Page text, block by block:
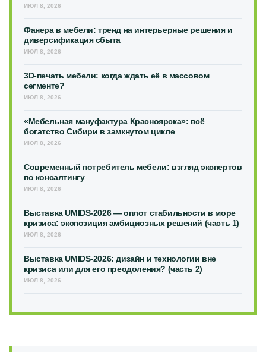
ИЮЛ 8, 2026
Фанера в мебели: тренд на интерьерные решения и
диверсификация сбыта
ИЮЛ 8, 2026
3D-печать мебели: когда ждать её в массовом
сегменте?
ИЮЛ 8, 2026
«Мебельная мануфактура Красноярска»: всё
богатство Сибири в замкнутом цикле
ИЮЛ 8, 2026
Современный потребитель мебели: взгляд экспертов
по консалтингу
ИЮЛ 8, 2026
Выставка UMIDS-2026 — оплот стабильности в море
кризиса: экспозиция амбициозных решений (часть 1)
ИЮЛ 8, 2026
Выставка UMIDS-2026: дизайн и технологии вне
кризиса или для его преодоления? (часть 2)
ИЮЛ 8, 2026